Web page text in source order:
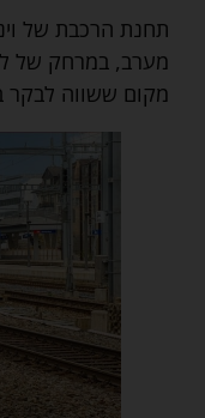
תחנת הרכבת של
מערב, במרחק של
מקום ששווה לבקר